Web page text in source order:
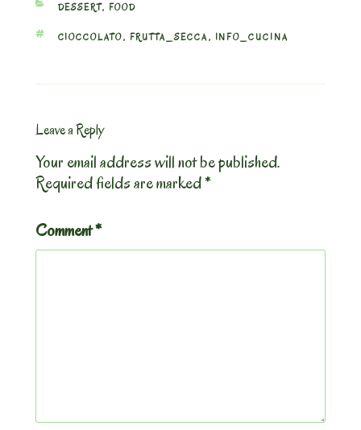
CATEGORIES
DESSERT, FOOD
TAGS
CIOCCOLATO, FRUTTA_SECCA, INFO_CUCINA
Leave a Reply
Your email address will not be published.
Required fields are marked*
Comment*